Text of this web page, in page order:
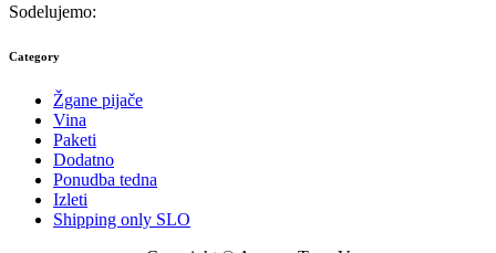
Sodelujemo:
Category
Žgane pijače
Vina
Paketi
Dodatno
Ponudba tedna
Izleti
Shipping only SLO